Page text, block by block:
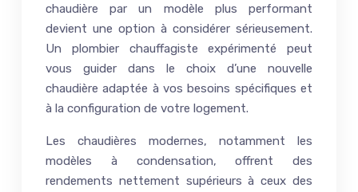
chaudière par un modèle plus performant
devient une option à considérer sérieusement.
Un plombier chauffagiste expérimenté peut
vous guider dans le choix d’une nouvelle
chaudière adaptée à vos besoins spécifiques et
à la configuration de votre logement.
Les chaudières modernes, notamment les
modèles à condensation, offrent des
rendements nettement supérieurs à ceux des